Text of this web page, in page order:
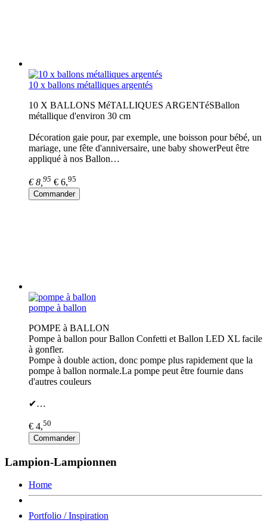
10 x ballons métalliques argentés
10 X BALLONS MéTALLIQUES ARGENTéSBallon
métallique d'environ 30 cm
Décoration gaie pour, par exemple, une boisson pour bébé, un
mariage, une fête d'anniversaire, une baby showerPeut être
appliqué à nos Ballon…
€ 8, 95 € 6,95
Commander
pompe à ballon
POMPE à BALLON
Pompe à ballon pour Ballon Confetti et Ballon LED XL facile
à gonfler.
Pompe à double action, donc pompe plus rapidement que la
pompe à ballon normale.La pompe peut être fournie dans
d'autres couleurs
✔…
€ 4,50
Commander
Lampion-Lampionnen
Home
Portfolio / Inspiration